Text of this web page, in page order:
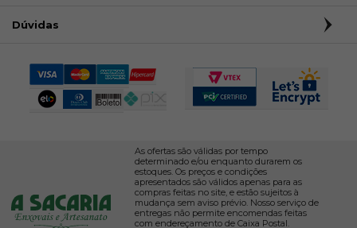
Dúvidas
As ofertas são válidas por tempo
determinado e/ou enquanto durarem os
estoques. Os preços e condições
apresentados são válidos apenas para as
compras feitas no site, e estão sujeitos à
mudança sem aviso prévio. Nosso serviço de
entregas não permite encomendas feitas
com endereçamento de Caixa Postal.